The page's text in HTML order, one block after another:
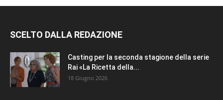
SCELTO DALLA REDAZIONE
Casting per la seconda stagione della serie
Rai «La Ricetta della...
18 Giugno 2026